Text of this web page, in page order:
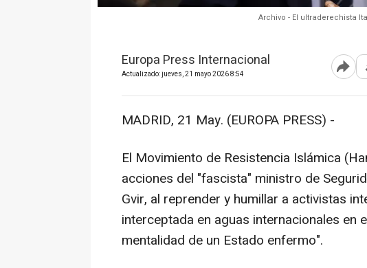
Archivo - El ultraderechista
Europa Press Internacional
Actualizado: jueves, 21 mayo 2026 8:54
MADRID, 21 May. (EUROPA PRESS) -
El Movimiento de Resistencia Islámica
acciones del "fascista" ministro de
Gvir, al reprender y humillar a activistas
interceptada en aguas internacionales en
mentalidad de un Estado enfermo".